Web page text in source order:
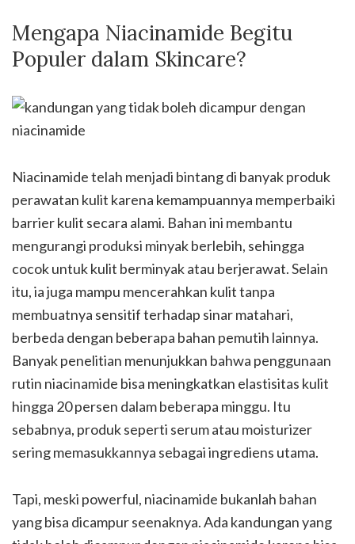
Mengapa Niacinamide Begitu
Populer dalam Skincare?
Niacinamide telah menjadi bintang di banyak produk
perawatan kulit karena kemampuannya memperbaiki
barrier kulit secara alami. Bahan ini membantu
mengurangi produksi minyak berlebih, sehingga
cocok untuk kulit berminyak atau berjerawat. Selain
itu, ia juga mampu mencerahkan kulit tanpa
membuatnya sensitif terhadap sinar matahari,
berbeda dengan beberapa bahan pemutih lainnya.
Banyak penelitian menunjukkan bahwa penggunaan
rutin niacinamide bisa meningkatkan elastisitas kulit
hingga 20 persen dalam beberapa minggu. Itu
sebabnya, produk seperti serum atau moisturizer
sering memasukkannya sebagai ingrediens utama.
Tapi, meski powerful, niacinamide bukanlah bahan
yang bisa dicampur seenaknya. Ada kandungan yang